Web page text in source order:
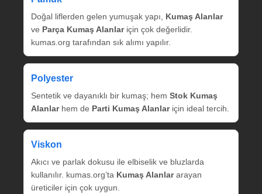
Doğal liflerden gelen yumuşak yapı, Kumaş Alanlar
ve Parça Kumaş Alanlariçin çok değerlidir.
kumas.org tarafından sık alımı yapılır.
Polyester
Sentetik ve dayanıklı bir kumaş; hem Stok Kumaş
Alanlarhem de Parti Kumaş Alanlariçin ideal tercih.
Viskon
Akıcı ve parlak dokusu ile elbiselik ve bluzlarda
kullanılır. kumas.org’ta Kumaş Alanlararayan
üreticiler için çok uygun.